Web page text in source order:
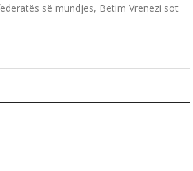
së mundjes, Betim Vrenezi sot